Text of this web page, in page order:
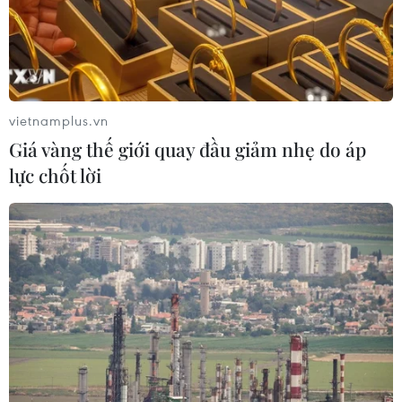
TIN LIÊN QUAN
vietnamplus.vn
Giá vàng thế giới quay đầu giảm nhẹ do áp
lực chốt lời